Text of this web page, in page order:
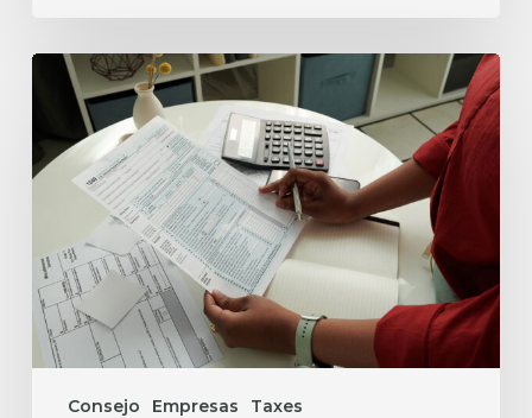
Consejo Empresas Taxes
Aprenda
Hacer
Taxes
y
Gane
en
la
Próxima
Temporada
de